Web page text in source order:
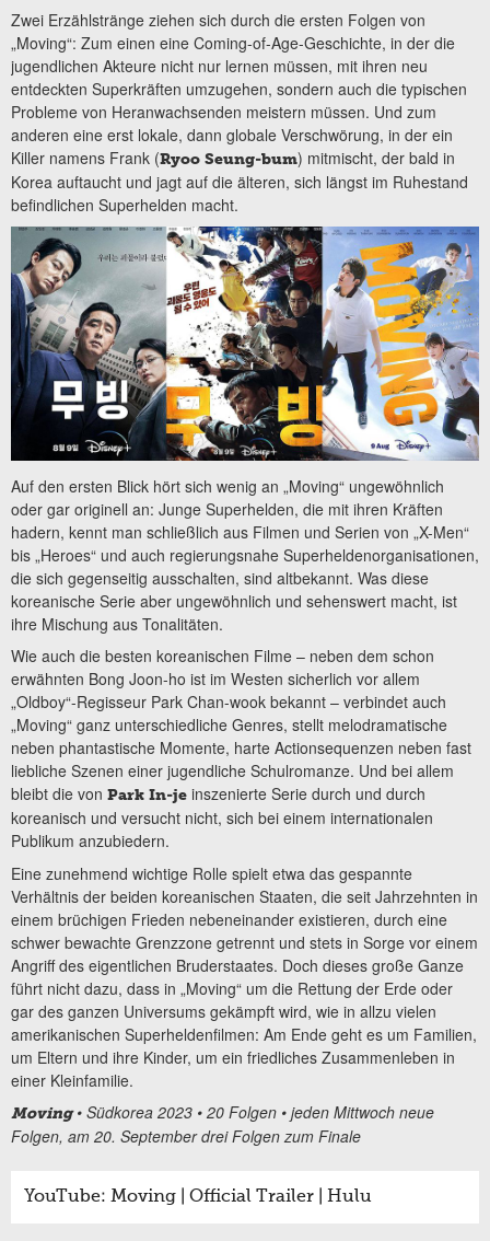
Zwei Erzählstränge ziehen sich durch die ersten Folgen von
„Moving“: Zum einen eine Coming-of-Age-Geschichte, in der die
jugendlichen Akteure nicht nur lernen müssen, mit ihren neu
entdeckten Superkräften umzugehen, sondern auch die typischen
Probleme von Heranwachsenden meistern müssen. Und zum
anderen eine erst lokale, dann globale Verschwörung, in der ein
Killer namens Frank (Ryoo Seung-bum) mitmischt, der bald in
Korea auftaucht und jagt auf die älteren, sich längst im Ruhestand
befindlichen Superhelden macht.
Auf den ersten Blick hört sich wenig an „Moving“ ungewöhnlich
oder gar originell an: Junge Superhelden, die mit ihren Kräften
hadern, kennt man schließlich aus Filmen und Serien von „X-Men“
bis „Heroes“ und auch regierungsnahe Superheldenorganisationen,
die sich gegenseitig ausschalten, sind altbekannt. Was diese
koreanische Serie aber ungewöhnlich und sehenswert macht, ist
ihre Mischung aus Tonalitäten.
Wie auch die besten koreanischen Filme – neben dem schon
erwähnten Bong Joon-ho ist im Westen sicherlich vor allem
„Oldboy“-Regisseur Park Chan-wook bekannt – verbindet auch
„Moving“ ganz unterschiedliche Genres, stellt melodramatische
neben phantastische Momente, harte Actionsequenzen neben fast
liebliche Szenen einer jugendliche Schulromanze. Und bei allem
bleibt die von Park In-je inszenierte Serie durch und durch
koreanisch und versucht nicht, sich bei einem internationalen
Publikum anzubiedern.
Eine zunehmend wichtige Rolle spielt etwa das gespannte
Verhältnis der beiden koreanischen Staaten, die seit Jahrzehnten in
einem brüchigen Frieden nebeneinander existieren, durch eine
schwer bewachte Grenzzone getrennt und stets in Sorge vor einem
Angriff des eigentlichen Bruderstaates. Doch dieses große Ganze
führt nicht dazu, dass in „Moving“ um die Rettung der Erde oder
gar des ganzen Universums gekämpft wird, wie in allzu vielen
amerikanischen Superheldenfilmen: Am Ende geht es um Familien,
um Eltern und ihre Kinder, um ein friedliches Zusammenleben in
einer Kleinfamilie.
Moving• Südkorea 2023 • 20 Folgen • jeden Mittwoch neue
Folgen, am 20. September drei Folgen zum Finale
YouTube: Moving | Official Trailer | Hulu